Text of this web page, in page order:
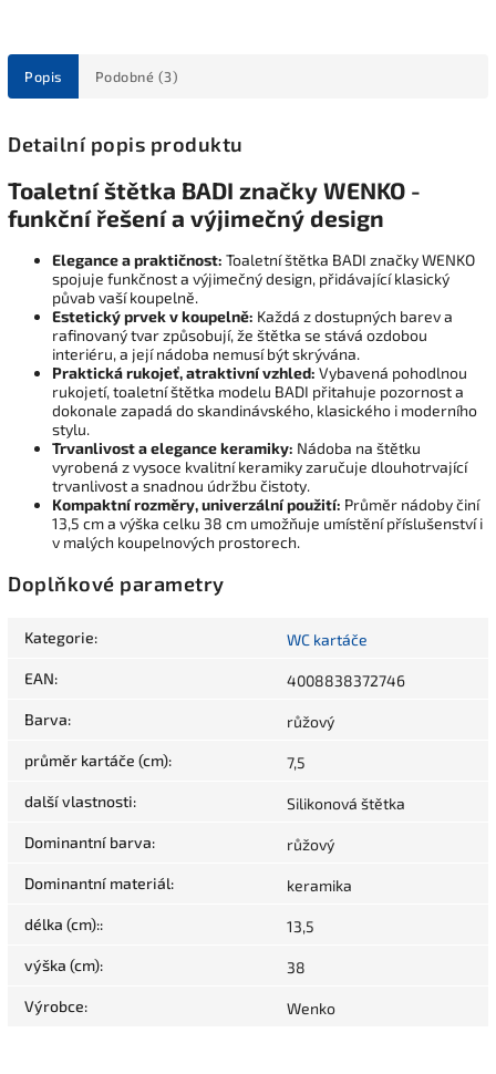
Popis Podobné (3)
Detailní popis produktu
Toaletní štětka BADI značky WENKO -
funkční řešení a výjimečný design
Elegance a praktičnost: Toaletní štětka BADI značky WENKO
spojuje funkčnost a výjimečný design, přidávající klasický
půvab vaší koupelně.
Estetický prvek v koupelně: Každá z dostupných barev a
rafinovaný tvar způsobují, že štětka se stává ozdobou
interiéru, a její nádoba nemusí být skrývána.
Praktická rukojeť, atraktivní vzhled: Vybavená pohodlnou
rukojetí, toaletní štětka modelu BADI přitahuje pozornost a
dokonale zapadá do skandinávského, klasického i moderního
stylu.
Trvanlivost a elegance keramiky: Nádoba na štětku
vyrobená z vysoce kvalitní keramiky zaručuje dlouhotrvající
trvanlivost a snadnou údržbu čistoty.
Kompaktní rozměry, univerzální použití: Průměr nádoby činí
13,5 cm a výška celku 38 cm umožňuje umístění příslušenství i
v malých koupelnových prostorech.
Doplňkové parametry
Kategorie: WC kartáče
EAN: 4008838372746
Barva: růžový
průměr kartáče (cm): 7,5
další vlastnosti: Silikonová štětka
Dominantní barva: růžový
Dominantní materiál: keramika
délka (cm):: 13,5
výška (cm): 38
Výrobce: Wenko